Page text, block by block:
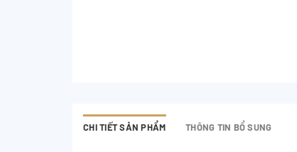
CHI TIẾT SẢN PHẨM THÔNG TIN BỔ SUNG